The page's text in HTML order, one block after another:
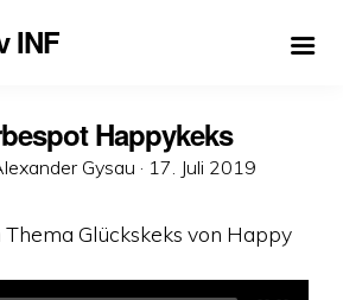
INF
Happykeks
Gysau · Veröffentlicht
17. Juli 2019
Glückskeks von Happy